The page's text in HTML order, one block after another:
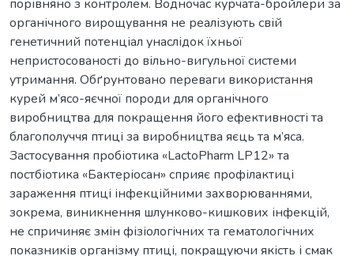
порівняно з контролем. Водночас курчата-бройлери за
органічного вирощування не реалізують свій
генетичний потенціал унаслідок їхньої
непристосованості до вільно-вигульної системи
утримання. Обґрунтовано переваги використання
курей м’ясо-яєчної породи для органічного
виробництва для покращення його ефективності та
благополуччя птиці за виробництва яєць та м’яса.
Застосування пробіотика «LactoPharm LP12» та
постбіотика «Бактеріосан» сприяє профілактиці
зараження птиці інфекційними захворюваннями,
зокрема, виникнення шлунково-кишкових інфекцій,
не спричиняє змін фізіологічних та гематологічних
показників організму птиці, покращуючи якість і смак